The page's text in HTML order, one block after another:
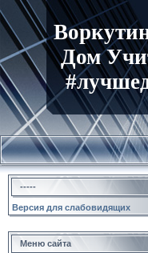
Дом
-----
Версия для слабовидящих
Меню сайта